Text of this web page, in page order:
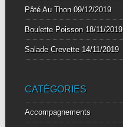
Pâté Au Thon 09/12/2019
Boulette Poisson 18/11/2019
Salade Crevette 14/11/2019
CATÉGORIES
Accompagnements